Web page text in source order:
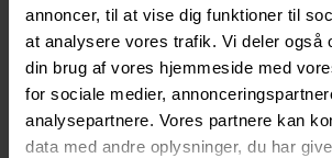
annoncer, til at vise dig funktioner til
at analysere vores trafik. Vi deler også
din brug af vores hjemmeside med
for sociale medier,
analysepartnere. Vores partnere kan
data med andre oplysninger, du har
Information
Produktinformation